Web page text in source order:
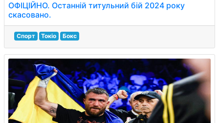
ОФІЦІЙНО. Останній титульний бій 2024 року
скасовано.
Спорт Токіо Бокс